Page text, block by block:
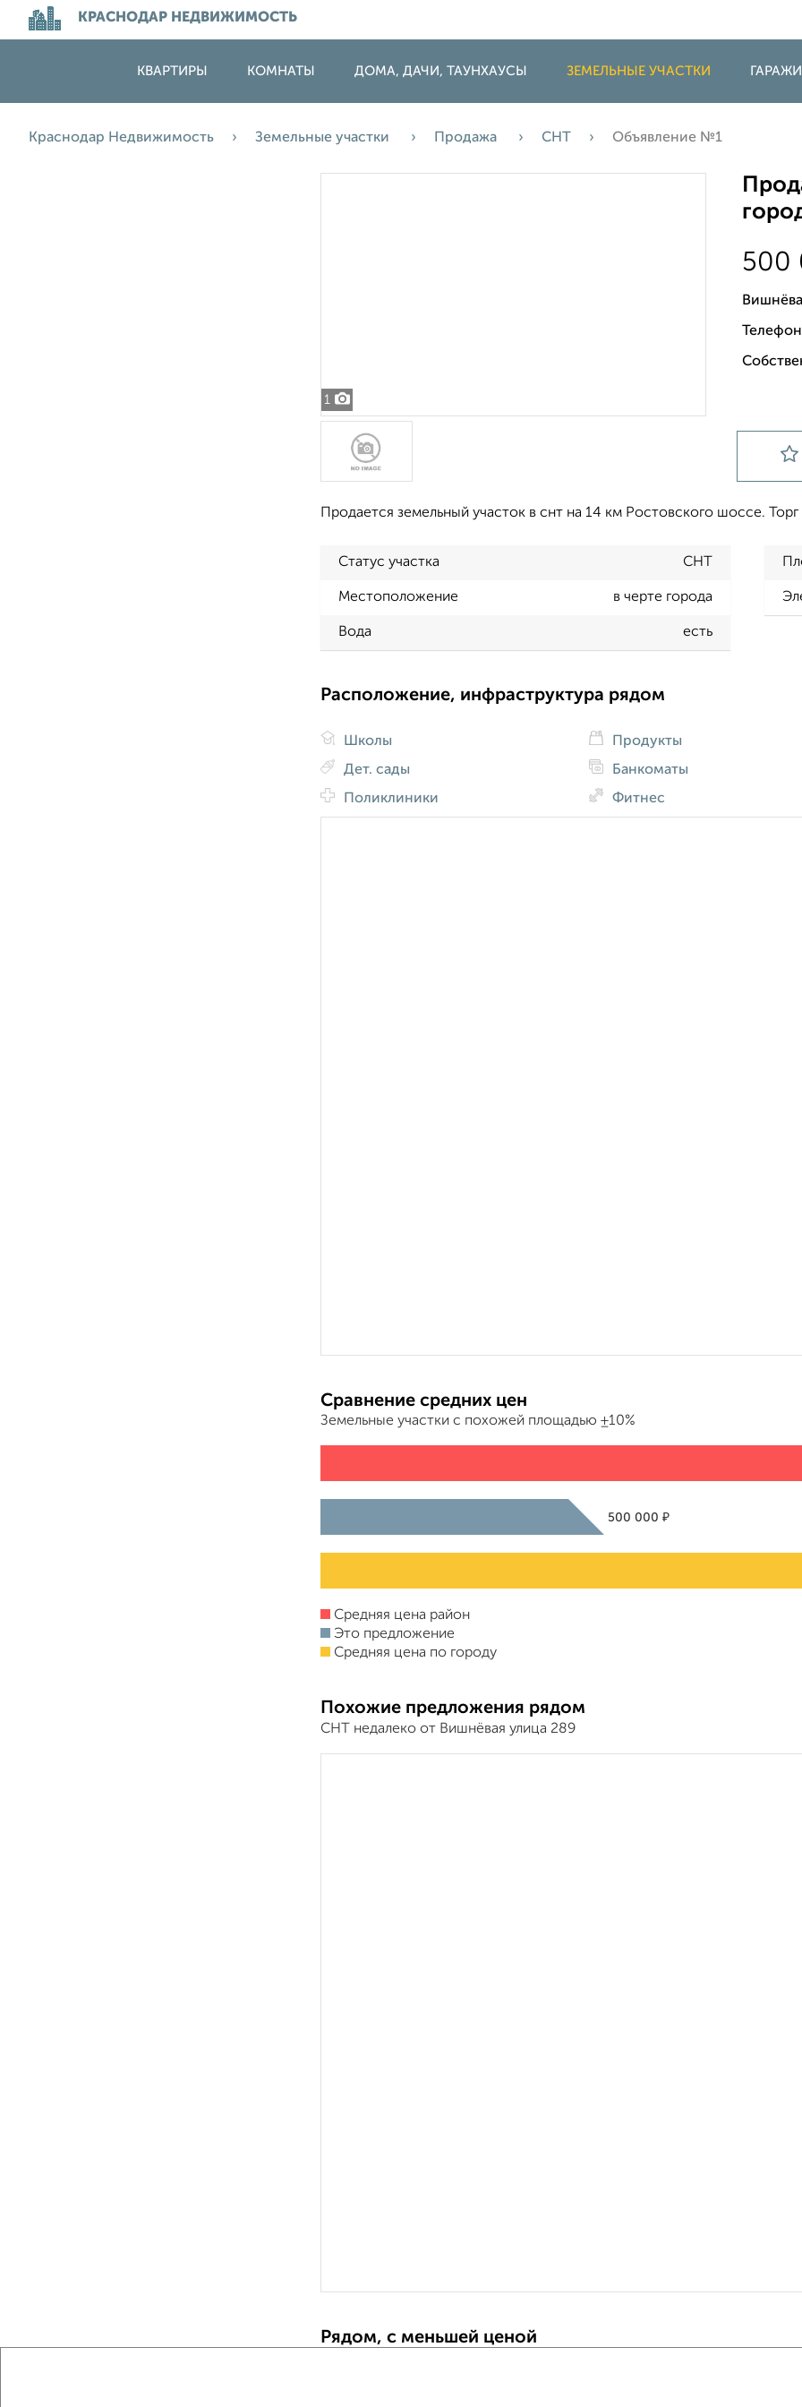
КРАСНОДАР НЕДВИЖИМОСТЬ
КВАРТИРЫ КОМНАТЫ ДОМА, ДАЧИ, ТАУНХАУСЫ ЗЕМЕЛЬНЫЕ УЧАСТКИ
Краснодар Недвижимость Земельные участки Продажа СНТ Объявление №1
1
500
Продается земельный участок в снт на 14 км Ростовского шоссе.
Статус участка СНТ
Местоположение в черте города
Вода есть
Расположение, инфраструктура рядом
Школы
Дет. сады
Поликлиники
Продукты
Банкоматы
Фитнес
Сравнение средних цен
Земельные участки с похожей площадью ±10%
500 000 ₽
Средняя цена район
Это предложение
Средняя цена по городу
Похожие предложения рядом
СНТ недалеко от Вишнёвая улица 289
Рядом, с меньшей ценой